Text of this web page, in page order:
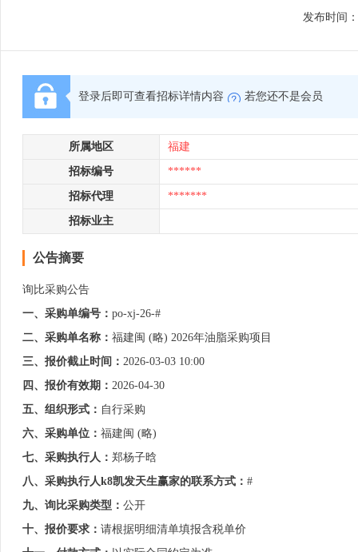
发布时间：
登录后即可查看招标详情内容 若您还不是会员
所属地区 福建
招标编号 ******
招标代理 *******
招标业主
公告摘要
询比采购公告
一、采购单编号： po-xj-26-#
二、采购单名称： 福建闽 (略) 2026年油脂采购项目
三、报价截止时间： 2026-03-03 10:00
四、报价有效期： 2026-04-30
五、组织形式： 自行采购
六、采购单位： 福建闽 (略)
七、采购执行人： 郑杨子晗
八、采购执行人k8凯发天生赢家的联系方式： #
九、询比采购类型： 公开
十、报价要求： 请根据明细清单填报含税单价